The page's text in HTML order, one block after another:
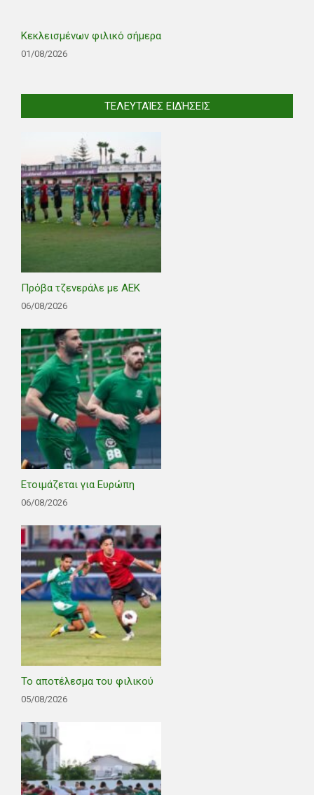
Κεκλεισμένων φιλικό σήμερα
01/08/2026
ΤΕΛΕΥΤΑΊΕΣ ΕΙΔΉΣΕΙΣ
Πρόβα τζενεράλε με ΑΕΚ
06/08/2026
Ετοιμάζεται για Ευρώπη
06/08/2026
Το αποτέλεσμα του φιλικού
05/08/2026